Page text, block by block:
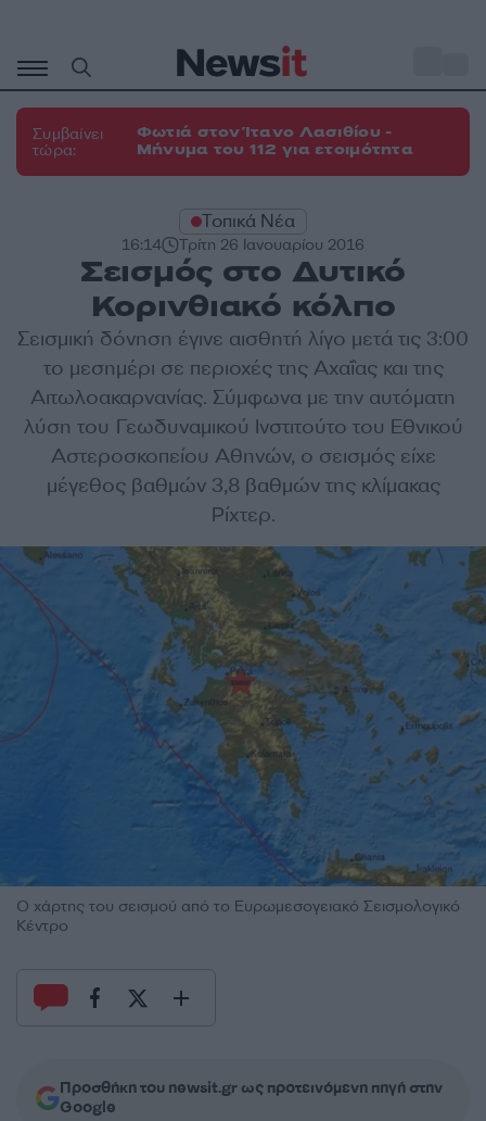
περιεχόμενο
Συμβαίνει
τώρα:
Φωτιά στον Ίτανο Λασιθίου -
Μήνυμα του 112 για ετοιμότητα
Τοπικά Νέα
16:14 Τρίτη 26 Ιανουαρίου 2016
Σεισμός στο Δυτικό
Κορινθιακό κόλπο
Σεισμική δόνηση έγινε αισθητή λίγο μετά τις 3:00
το μεσημέρι σε περιοχές της Αχαΐας και της
Αιτωλοακαρνανίας. Σύμφωνα με την αυτόματη
λύση του Γεωδυναμικού Ινστιτούτο του Εθνικού
Αστεροσκοπείου Αθηνών, ο σεισμός είχε
μέγεθος βαθμών 3,8 βαθμών της κλίμακας
Ρίχτερ.
Ο χάρτης του σεισμού από το Ευρωμεσογειακό Σεισμολογικό
Κέντρο
Προσθήκη του newsit.gr ως προτεινόμενη πηγή στην
Google